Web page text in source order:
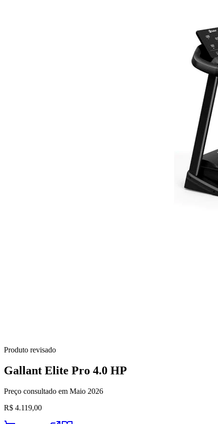
Produto revisado
Gallant Elite Pro 4.0 HP
Preço consultado em Maio 2026
R$ 4.119,00